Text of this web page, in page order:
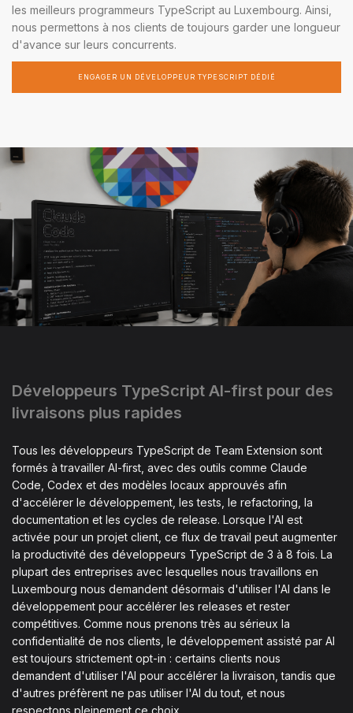
les meilleurs programmeurs TypeScript au Luxembourg. Ainsi,
nous permettons à nos clients de toujours garder une longueur
d'avance sur leurs concurrents.
ENGAGER UN DÉVELOPPEUR TYPESCRIPT DÉDIÉ
Développeurs TypeScript AI-first pour des
livraisons plus rapides
Tous les développeurs TypeScript de Team Extension sont
formés à travailler AI-first, avec des outils comme Claude
Code, Codex et des modèles locaux approuvés afin
d'accélérer le développement, les tests, le refactoring, la
documentation et les cycles de release. Lorsque l'AI est
activée pour un projet client, ce flux de travail peut augmenter
la productivité des développeurs TypeScript de 3 à 8 fois. La
plupart des entreprises avec lesquelles nous travaillons en
Luxembourg nous demandent désormais d'utiliser l'AI dans le
développement pour accélérer les releases et rester
compétitives. Comme nous prenons très au sérieux la
confidentialité de nos clients, le développement assisté par AI
est toujours strictement opt-in : certains clients nous
demandent d'utiliser l'AI pour accélérer la livraison, tandis que
d'autres préfèrent ne pas utiliser l'AI du tout, et nous